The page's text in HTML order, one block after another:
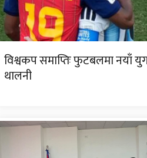
विश्वकप समाप्तिः फुटबलमा नयाँ
थालनी